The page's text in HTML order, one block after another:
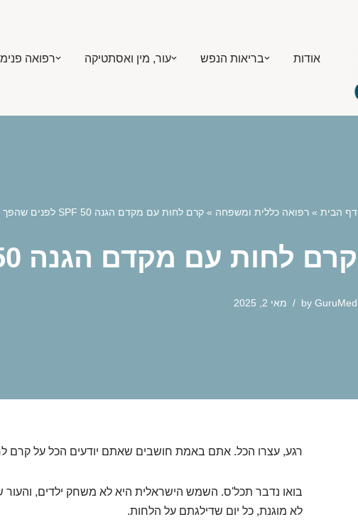
אודות בריאות הנפש עור, מין ואסתטיקה רפואה
דף הבית » רפואה כללית ומשפחה » קרם לחות עם מקדם הגנה SPF 50 לפנים שהפך לוויראלי
קרם לחות עם מקדם הגנה SPF 50 לפנים שהפך לוויראלי
by GuruMed מאי 2, 2025
רגע, עצרו הכל. אתם באמת חושבים שאתם יודעים הכל על קרם
בואו נדבר תכל'ס. השמש הישראלית היא לא משחק ילדים, והעור
לא מוגנת, כל יום שדילגתם על הלחות.